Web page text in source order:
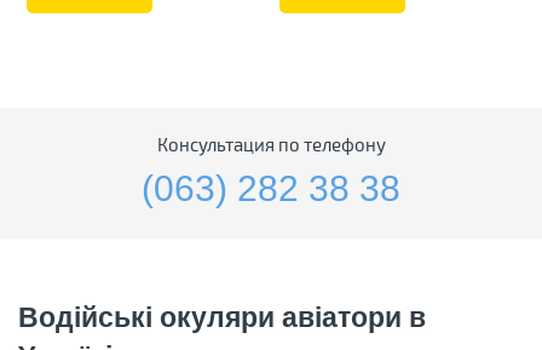
Консультация по телефону
(063) 282 38 38
Водійські окуляри авіатори в